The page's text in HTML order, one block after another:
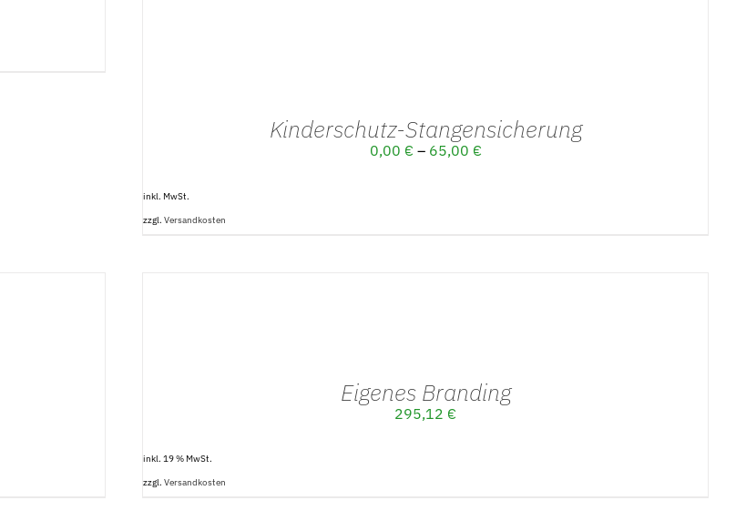
Kinderschutz-Stangensicherung
0,00 € – 65,00 €
inkl. MwSt.
zzgl. Versandkosten
Eigenes Branding
295,12 €
inkl. 19 % MwSt.
zzgl. Versandkosten